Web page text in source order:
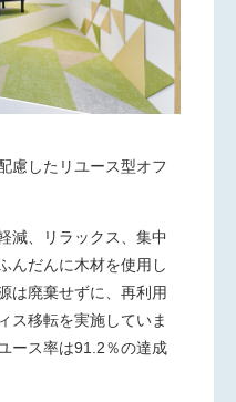
慮したリユース型オフ
減、リラックス、集中
んだんに木材を使用し
は廃棄せずに、再利用
ス移転を実施していま
ース率は91.2％の達成